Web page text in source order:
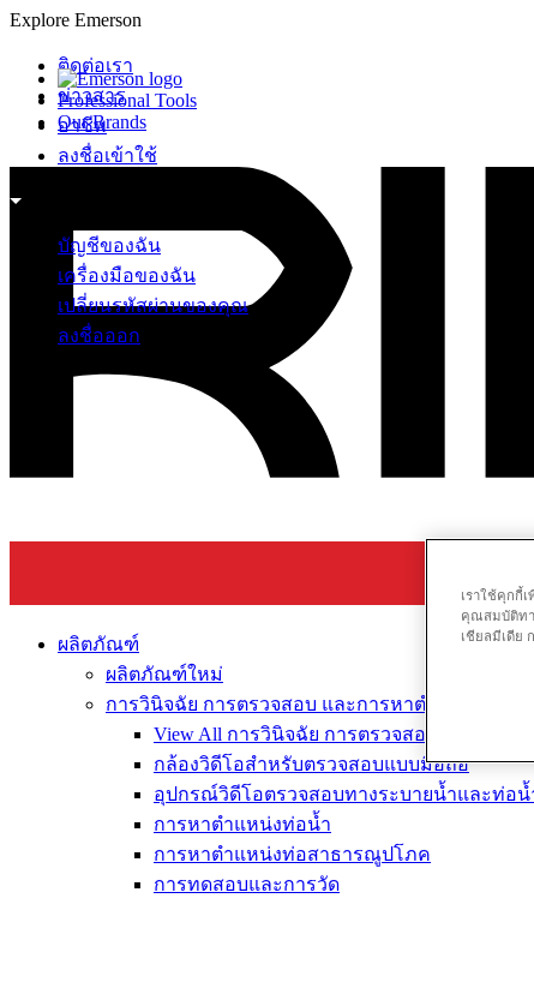
Explore Emerson
Professional Tools
Our Brands
ติดต่อเรา
ข่าวสาร
อาชีพ
ลงชื่อเข้าใช้
บัญชีของฉัน
เครื่องมือของฉัน
เปลี่ยนรหัสผ่านของคุณ
ลงชื่อออก
ผลิตภัณฑ์
ผลิตภัณฑ์ใหม่
การวินิจฉัย การตรวจสอบ และการหาตำแหน่ง
View All การวินิจฉัย การตรวจสอบ และการหา
กล้องวิดีโอสำหรับตรวจสอบแบบมือถือ
อุปกรณ์วิดีโอตรวจสอบทางระบายน้ำและท่อน้
การหาตำแหน่งท่อน้ำ
การหาตำแหน่งท่อสาธารณูปโภค
การทดสอบและการวัด
เราใช้คุกกี้
คุณสมบัติทา
เชียลมีเดีย